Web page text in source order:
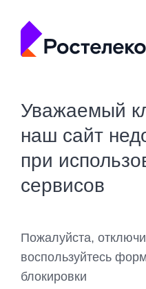
Уважаемый
наш сайт
при
сервисов
Пожалуйста,
воспользуйтесь
блокировки